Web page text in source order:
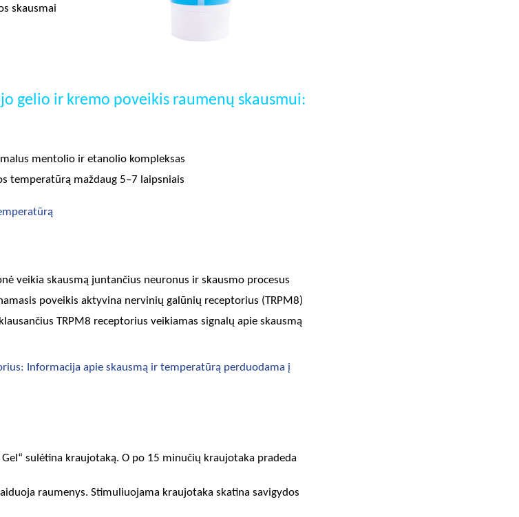
skausmai
gelio ir kremo poveikis raumenų skausmui:
mentolio ir etanolio kompleksas
temperatūrą maždaug 5–7 laipsniais
veikia skausmą juntančius neuronus ir skausmo procesus
poveikis aktyvina nervinių galūnių receptorius (TRPM8)
TRPM8 receptorius veikiamas signalų apie skausmą
Informacija apie skausmą ir temperatūrą perduodama į
sulėtina kraujotaką. O po 15 minučių kraujotaka pradeda
raumenys. Stimuliuojama kraujotaka skatina savigydos